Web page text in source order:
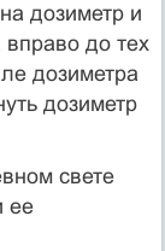
дозиметр и
вправо до тех
дозиметра
дозиметр
свете
ее